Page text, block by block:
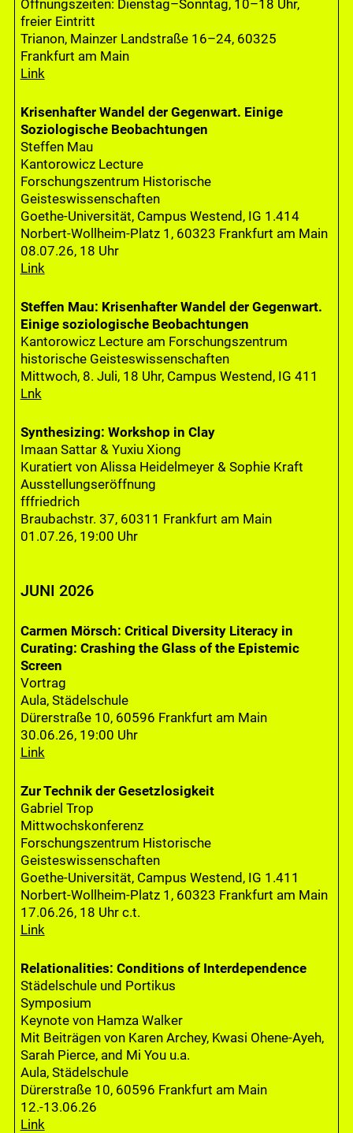
Öffnungszeiten: Dienstag–Sonntag, 10–18 Uhr,
freier Eintritt
Trianon, Mainzer Landstraße 16–24, 60325
Frankfurt am Main
Link
Krisenhafter Wandel der Gegenwart. Einige
Soziologische Beobachtungen
Steffen Mau
Kantorowicz Lecture
Forschungszentrum Historische
Geisteswissenschaften
Goethe-Universität, Campus Westend, IG 1.414
Norbert-Wollheim-Platz 1, 60323 Frankfurt am Main
08.07.26, 18 Uhr
Link
Steffen Mau: Krisenhafter Wandel der Gegenwart.
Einige soziologische Beobachtungen
Kantorowicz Lecture am Forschungszentrum
historische Geisteswissenschaften
Mittwoch, 8. Juli, 18 Uhr, Campus Westend, IG 411
Lnk
Synthesizing: Workshop in Clay
Imaan Sattar & Yuxiu Xiong
Kuratiert von Alissa Heidelmeyer & Sophie Kraft
Ausstellungseröffnung
fffriedrich
Braubachstr. 37, 60311 Frankfurt am Main
01.07.26, 19:00 Uhr
JUNI 2026
Carmen Mörsch: Critical Diversity Literacy in
Curating: Crashing the Glass of the Epistemic
Screen
Vortrag
Aula, Städelschule
Dürerstraße 10, 60596 Frankfurt am Main
30.06.26, 19:00 Uhr
Link
Zur Technik der Gesetzlosigkeit
Gabriel Trop
Mittwochskonferenz
Forschungszentrum Historische
Geisteswissenschaften
Goethe-Universität, Campus Westend, IG 1.411
Norbert-Wollheim-Platz 1, 60323 Frankfurt am Main
17.06.26, 18 Uhr c.t.
Link
Relationalities: Conditions of Interdependence
Städelschule und Portikus
Symposium
Keynote von Hamza Walker
Mit Beiträgen von Karen Archey, Kwasi Ohene-Ayeh,
Sarah Pierce, and Mi You u.a.
Aula, Städelschule
Dürerstraße 10, 60596 Frankfurt am Main
12.-13.06.26
Link